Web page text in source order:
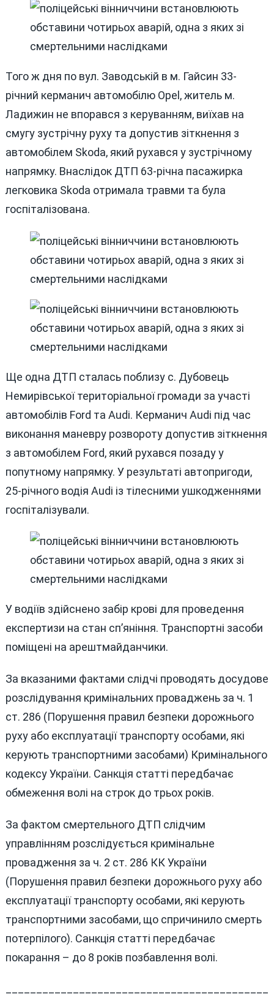
Того ж дня по вул. Заводській в м. Гайсин 33-
річний керманич автомобілю Opel, житель м.
Ладижин не впорався з керуванням, виїхав на
смугу зустрічну руху та допустив зіткнення з
автомобілем Skoda, який рухався у зустрічному
напрямку. Внаслідок ДТП 63-річна пасажирка
легковика Skoda отримала травми та була
госпіталізована.
Ще одна ДТП сталась поблизу с. Дубовець
Немирівської територіальної громади за участі
автомобілів Ford та Audi. Керманич Audi під час
виконання маневру розвороту допустив зіткнення
з автомобілем Ford, який рухався позаду у
попутному напрямку. У результаті автопригоди,
25-річного водія Audi із тілесними ушкодженнями
госпіталізували.
У водіїв здійснено забір крові для проведення
експертизи на стан сп’яніння. Транспортні засоби
поміщені на арештмайданчики.
За вказаними фактами слідчі проводять досудове
розслідування кримінальних проваджень за ч. 1
ст. 286 (Порушення правил безпеки дорожнього
руху або експлуатації транспорту особами, які
керують транспортними засобами) Кримінального
кодексу України. Санкція статті передбачає
обмеження волі на строк до трьох років.
За фактом смертельного ДТП слідчим
управлінням розслідується кримінальне
провадження за ч. 2 ст. 286 КК України
(Порушення правил безпеки дорожнього руху або
експлуатації транспорту особами, які керують
транспортними засобами, що спричинило смерть
потерпілого). Санкція статті передбачає
покарання – до 8 років позбавлення волі.